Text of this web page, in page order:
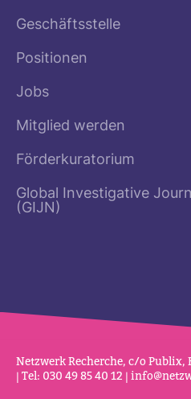
Geschäftsstelle
Positionen
Jobs
Mitglied werden
Förderkuratorium
Global Investigative
(GIJN)
Netz­werk Recherche, c/o
| Tel: 030 49 85 40 12 |